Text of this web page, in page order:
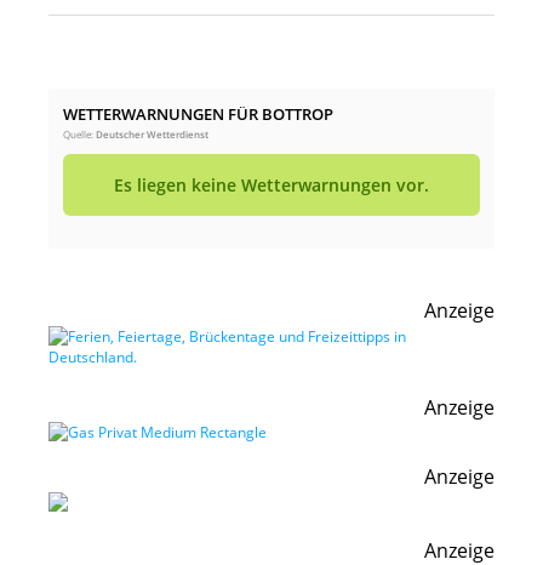
WETTERWARNUNGEN FÜR BOTTROP
Quelle:Deutscher Wetterdienst
Es liegen keine Wetterwarnungen vor.
Anzeige
Anzeige
Anzeige
Anzeige